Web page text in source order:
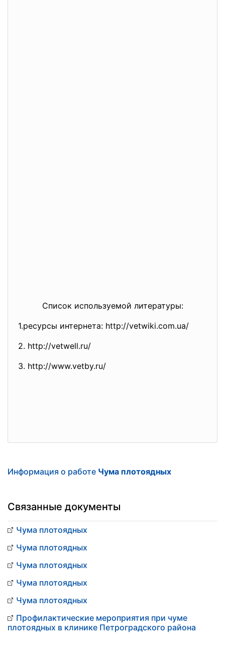
Список используемой литературы:
1.ресурсы интернета: http://vetwiki.com.ua/
2. http://vetwell.ru/
3. http://www.vetby.ru/
Информация о работе Чума плотоядных
Связанные документы
Чума плотоядных
Чума плотоядных
Чума плотоядных
Чума плотоядных
Чума плотоядных
Профилактические мероприятия при чуме
плотоядных в клинике Петроградского района